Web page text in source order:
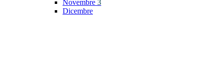
Novembre 3
Dicembre